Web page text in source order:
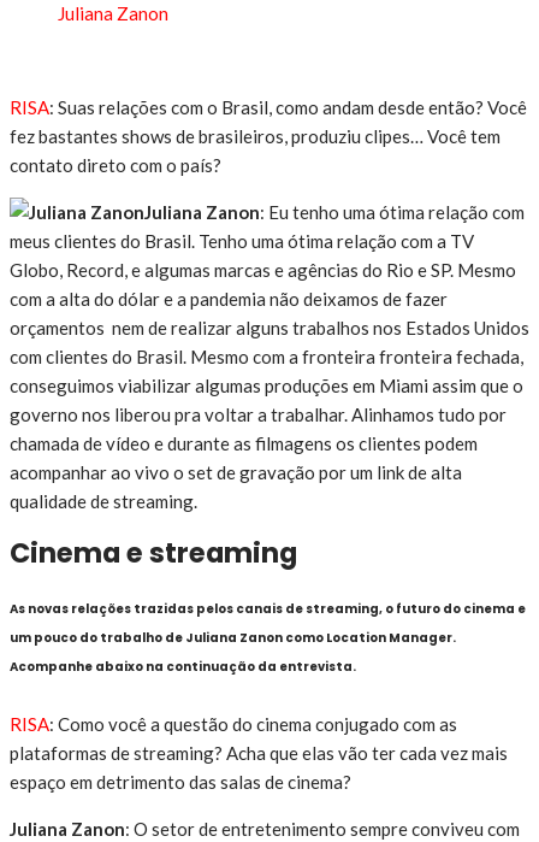
Juliana Zanon
RISA: Suas relações com o Brasil, como andam desde então? Você
fez bastantes shows de brasileiros, produziu clipes… Você tem
contato direto com o país?
Juliana Zanon: Eu tenho uma ótima relação com
meus clientes do Brasil. Tenho uma ótima relação com a TV
Globo, Record, e algumas marcas e agências do Rio e SP. Mesmo
com a alta do dólar e a pandemia não deixamos de fazer
orçamentos nem de realizar alguns trabalhos nos Estados Unidos
com clientes do Brasil. Mesmo com a fronteira fronteira fechada,
conseguimos viabilizar algumas produções em Miami assim que o
governo nos liberou pra voltar a trabalhar. Alinhamos tudo por
chamada de vídeo e durante as filmagens os clientes podem
acompanhar ao vivo o set de gravação por um link de alta
qualidade de streaming.
Cinema e streaming
As novas relações trazidas pelos canais de streaming, o futuro do cinema e
um pouco do trabalho de Juliana Zanon como Location Manager.
Acompanhe abaixo na continuação da entrevista.
RISA: Como você a questão do cinema conjugado com as
plataformas de streaming? Acha que elas vão ter cada vez mais
espaço em detrimento das salas de cinema?
Juliana Zanon: O setor de entretenimento sempre conviveu com